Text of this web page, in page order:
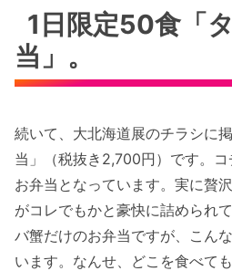
1日限定50食「
当」。
続いて、大北海道展のチラシに
当」（税抜き2,700円）です。
お弁当となっています。実に贅
がコレでもかと豪快に詰められ
バ蟹だけのお弁当ですが、こん
います。なんせ、どこを食べて